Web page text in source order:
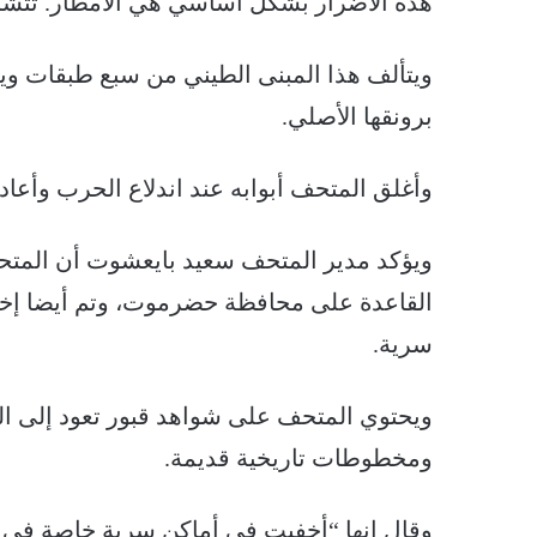
ويتألف هذا المبنى الطيني من سبع طبقات
برونقها الأصلي.
وأغلق المتحف أبوابه عند اندلاع الحرب وأعاد
ويؤكد مدير المتحف سعيد بايعشوت أن
القاعدة على محافظة حضرموت، وتم أيضا
سرية.
ويحتوي المتحف على شواهد قبور تعود إلى
ومخطوطات تاريخية قديمة.
وقال إنها “أخفيت في أماكن سرية خاصة